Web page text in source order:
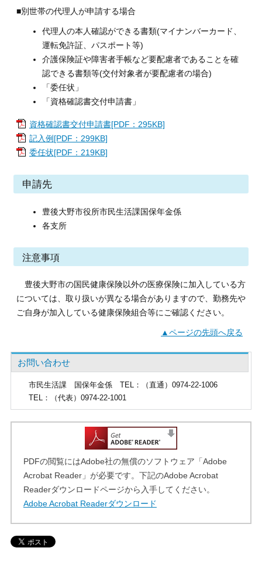
■別世帯の代理人が申請する場合
代理人の本人確認ができる書類(マイナンバーカード、
運転免許証、パスポート等)
介護保険証や障害者手帳など要配慮者であることを確
認できる書類等(交付対象者が要配慮者の場合)
「委任状」
「資格確認書交付申請書」​​​
資格確認書交付申請書[PDF：295KB]
記入例[PDF：299KB]
委任状[PDF：219KB]
申請先
豊後大野市役所市民生活課国保年金係
各支所
注意事項
豊後大野市の国民健康保険以外の医療保険に加入している方
については、取り扱いが異なる場合がありますので、勤務先や
ご自身が加入している健康保険組合等にご確認ください。
▲ページの先頭へ戻る
お問い合わせ
市民生活課
国保年金係 TEL：（直通）0974-22-1006
TEL：（代表）0974-22-1001
PDFの閲覧にはAdobe社の無償のソフトウェア「Adobe
Acrobat Reader」が必要です。下記のAdobe Acrobat
Readerダウンロードページから入手してください。
Adobe Acrobat Readerダウンロード